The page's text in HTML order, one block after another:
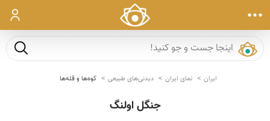
ورود
جست و
ایران نمای ایران دیدنی‌های طبیعی کوه‌ها و قله‌ها
جنگل اولنگ